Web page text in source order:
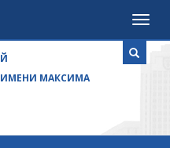
ИМЕНИ МАКСИМА